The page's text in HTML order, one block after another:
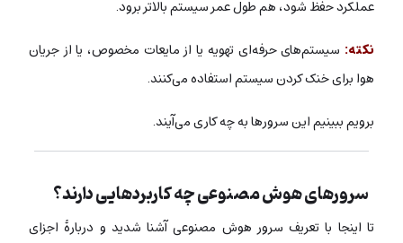
عملکرد حفظ شود، هم طول عمر سیستم بالاتر برود.
نکته: سیستم‌های حرفه‌ای تهویه یا از مایعات مخصوص، یا از جریان
هوا برای خنک کردن سیستم استفاده می‌کنند.
برویم ببینیم این سرورها به چه کاری می‌آیند.
سرورهای هوش مصنوعی چه کاربردهایی دارند؟
تا اینجا با تعریف سرور هوش مصنوعی آشنا شدید و دربارۀ اجزای